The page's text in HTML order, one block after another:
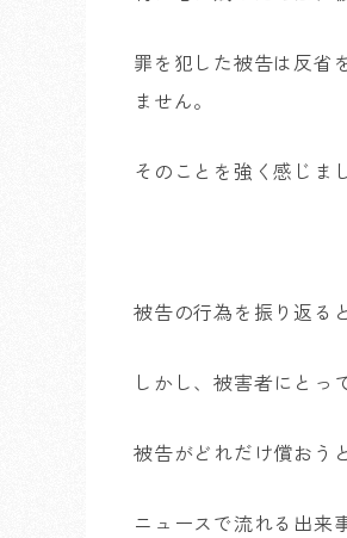
罪を犯した被告は反省
ません。
そのことを強く感じま
被告の行為を振り返る
しかし、被害者にとっ
被告がどれだけ償おう
ニュースで流れる出来